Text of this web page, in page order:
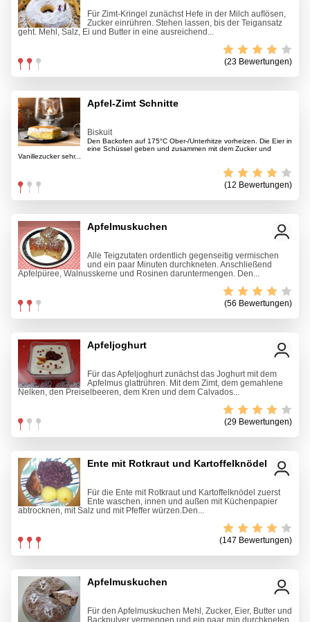
Für Zimt-Kringel zunächst Hefe in der Milch auﬂösen,
Zucker einrühren. Stehen lassen, bis der Teigansatz
geht. Mehl, Salz, Ei und Butter in eine ausreichend...
(23 Bewertungen)
Apfel-Zimt Schnitte
Biskuit
Den Backofen auf 175°C Ober-/Unterhitze vorheizen. Die Eier in
eine Schüssel geben und zusammen mit dem Zucker und
Vanillezucker sehr...
(12 Bewertungen)
Apfelmuskuchen
Alle Teigzutaten ordentlich gegenseitig vermischen
und ein paar Minuten durchkneten. Anschließend
Apfelpüree, Walnusskerne und Rosinen daruntermengen. Den...
(56 Bewertungen)
Apfeljoghurt
Für das Apfeljoghurt zunächst das Joghurt mit dem
Apfelmus glattrühren. Mit dem Zimt, dem gemahlene
Nelken, den Preiselbeeren, dem Kren und dem Calvados...
(29 Bewertungen)
Ente mit Rotkraut und Kartoffelknödel
Für die Ente mit Rotkraut und Kartoffelknödel zuerst
Ente waschen, innen und außen mit Küchenpapier
abtrocknen, mit Salz und mit Pfeffer würzen.Den...
(147 Bewertungen)
Apfelmuskuchen
Für den Apfelmuskuchen Mehl, Zucker, Eier, Butter und